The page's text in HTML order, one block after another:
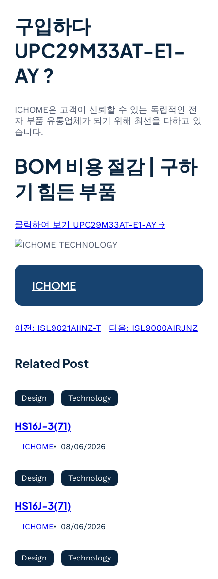
구입하다
UPC29M33AT-E1-
AY ?
ICHOME은 고객이 신뢰할 수 있는 독립적인 전
자 부품 유통업체가 되기 위해 최선을 다하고 있
습니다.
BOM 비용 절감 | 구하
기 힘든 부품
클릭하여 보기 UPC29M33AT-E1-AY →
ICHOME
이전: ISL9021AIINZ-T 다음: ISL9000AIRJNZ
Related Post
Design Technology
HS16J-3(71)
ICHOME 08/06/2026
Design Technology
HS16J-3(71)
ICHOME 08/06/2026
Design Technology